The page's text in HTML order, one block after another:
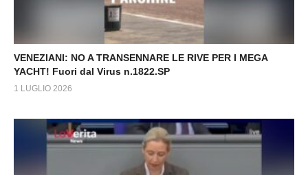
VENEZIANI: NO A TRANSENNARE LE RIVE PER I MEGA
YACHT! Fuori dal Virus n.1822.SP
1 LUGLIO 2026